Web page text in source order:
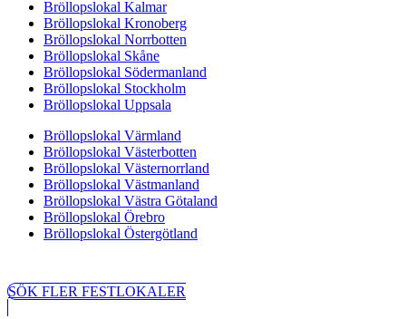
Bröllopslokal Kalmar
Bröllopslokal Kronoberg
Bröllopslokal Norrbotten
Bröllopslokal Skåne
Bröllopslokal Södermanland
Bröllopslokal Stockholm
Bröllopslokal Uppsala
Bröllopslokal Värmland
Bröllopslokal Västerbotten
Bröllopslokal Västernorrland
Bröllopslokal Västmanland
Bröllopslokal Västra Götaland
Bröllopslokal Örebro
Bröllopslokal Östergötland
SÖK FLER FESTLOKALER